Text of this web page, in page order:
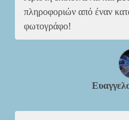
πληροφοριών από έναν
φωτογράφο!